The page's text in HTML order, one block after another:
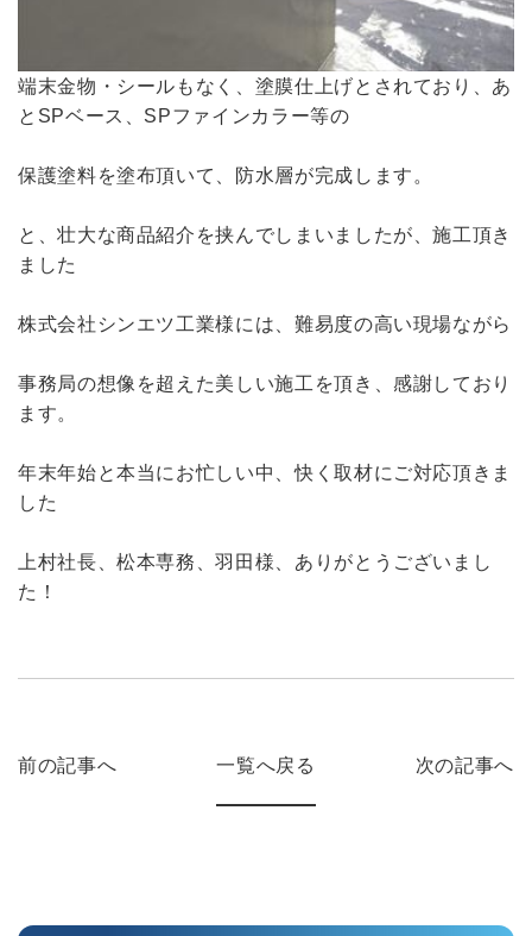
端末金物・シールもなく、塗膜仕上げとされており、あ
とSPベース、SPファインカラー等の
保護塗料を塗布頂いて、防水層が完成します。
と、壮大な商品紹介を挟んでしまいましたが、施工頂き
ました
株式会社シンエツ工業様には、難易度の高い現場ながら
事務局の想像を超えた美しい施工を頂き、感謝しており
ます。
年末年始と本当にお忙しい中、快く取材にご対応頂きま
した
上村社長、松本専務、羽田様、ありがとうございまし
た！
一覧へ戻る
前の記事へ 次の記事へ